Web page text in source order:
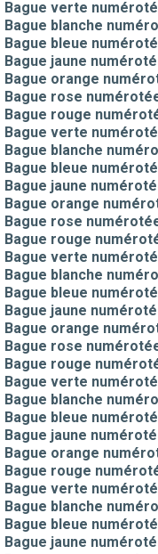
Bague verte
Bague blanche
Bague bleue
Bague jaune
Bague orange
Bague rose
Bague rouge
Bague verte
Bague blanche
Bague bleue
Bague jaune
Bague orange
Bague rose
Bague rouge
Bague verte
Bague blanche
Bague bleue
Bague jaune
Bague orange
Bague rose
Bague rouge
Bague verte
Bague blanche
Bague bleue
Bague jaune
Bague orange
Bague rouge
Bague verte
Bague blanche
Bague bleue
Bague jaune